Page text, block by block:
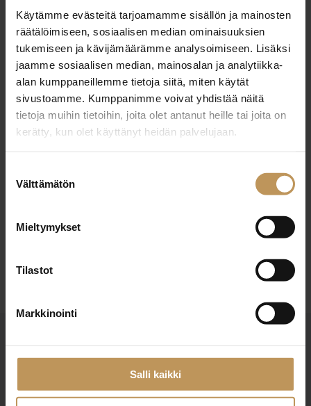
Käytämme evästeitä tarjoamamme sisällön ja mainosten
räätälöimiseen, sosiaalisen median ominaisuuksien
tukemiseen ja kävijämäärämme analysoimiseen. Lisäksi
jaamme sosiaalisen median, mainosalan ja analytiikka-
alan kumppaneillemme tietoja siitä, miten käytät
sivustoamme. Kumppanimme voivat yhdistää näitä
tietoja muihin tietoihin, joita olet antanut heille tai joita on
kerätty, kun olet käyttänyt heidän palvelujaan.
valinta
Välttämätön
Mieltymykset
Tilastot
Markkinointi
Salli kaikki
22.4.2024
Lue artikkeli